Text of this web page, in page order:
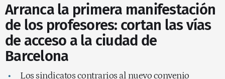
Arranca la primera manifestación
de los profesores: cortan las vías
de acceso a la ciudad de
Barcelona
Los sindicatos contrarios al nuevo convenio